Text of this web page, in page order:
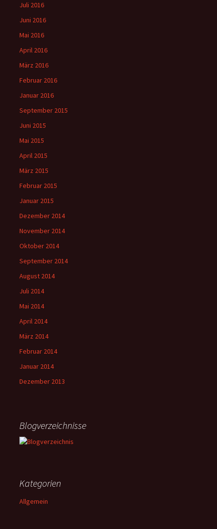
Juli 2016
Juni 2016
Mai 2016
April 2016
März 2016
Februar 2016
Januar 2016
September 2015
Juni 2015
Mai 2015
April 2015
März 2015
Februar 2015
Januar 2015
Dezember 2014
November 2014
Oktober 2014
September 2014
August 2014
Juli 2014
Mai 2014
April 2014
März 2014
Februar 2014
Januar 2014
Dezember 2013
Blogverzeichnisse
Kategorien
Allgemein